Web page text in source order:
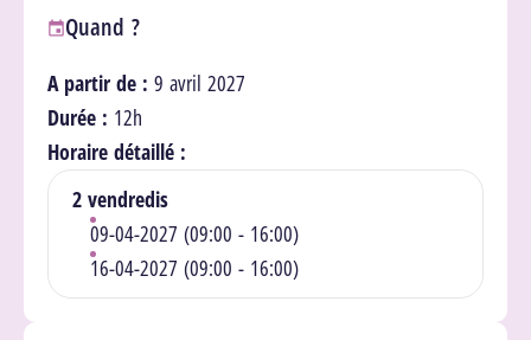
Quand ?
A partir de : 9 avril 2027
Durée : 12h
Horaire détaillé :
2 vendredis
09-04-2027 (09:00 - 16:00)
16-04-2027 (09:00 - 16:00)